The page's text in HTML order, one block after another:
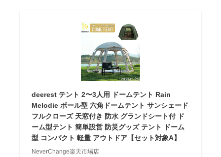
deerest テント 2〜3人用 ドームテント Rain
Melodie ボール型 六角ドームテント サンシェード
フルクローズ 天窓付き 防水 グランドシート付 ド
ーム型テント 簡単設営 防災グッズ テント ドーム
型 コンパクト 軽量 アウトドア【セット対象A】
NeverChange楽天市場店